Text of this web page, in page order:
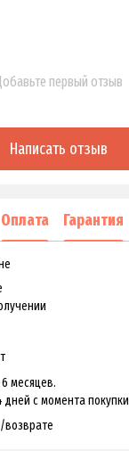
первый отзыв
Написать отзыв
Оплата Гарантия
месяцев.
с момента покупки